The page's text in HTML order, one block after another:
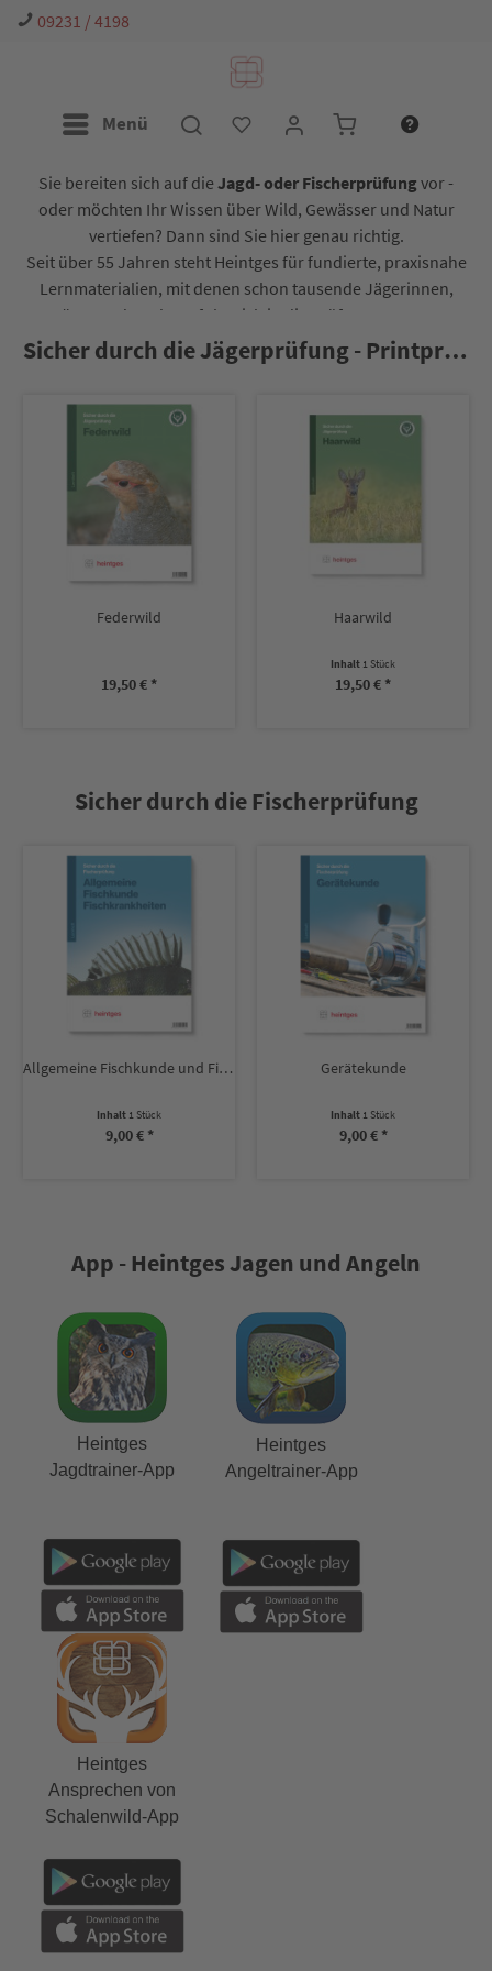
09231 / 4198
Menü
Sie bereiten sich auf dieJagd- oder Fischerprüfung vor -
oder möchten Ihr Wissen über Wild, Gewässer und Natur
vertiefen? Dann sind Sie hier genau richtig.
Seit über 55 Jahren steht Heintges für fundierte, praxisnahe
Lernmaterialien, mit denen schon tausende Jägerinnen,
Jäger und Angler erfolgreich in die Prüfung gestartet
sind. Ob Lernheft, App oder Online-Kurs - wir begleiten Sie
Schritt für Schritt auf Ihrem Weg.
Sicher durch die Jägerprüfung - Printprodukte
Federwild
19,50 € *
Haarwild
Inhalt 1 Stück
19,50 € *
Sicher durch die Fischerprüfung
Allgemeine Fischkunde und Fischkrankheiten
Inhalt 1 Stück
9,00 € *
Gerätekunde
Inhalt 1 Stück
9,00 € *
App - Heintges Jagen und Angeln
Heintges
Jagdtrainer-App
Heintges
Angeltrainer-App
Heintges
Ansprechen von
Schalenwild-App